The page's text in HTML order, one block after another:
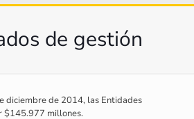
de gestión
diciembre de 2014, las Entidades
$145.977 millones.